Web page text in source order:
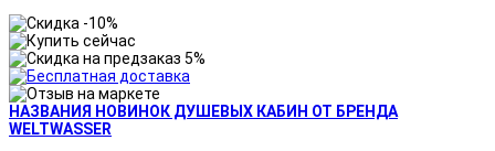
НАЗВАНИЯ НОВИНОК ДУШЕВЫХ КАБИН ОТ БРЕНДА
WELTWASSER